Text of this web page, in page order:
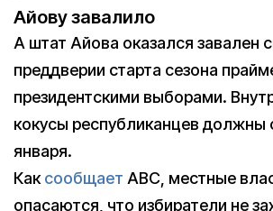
Айову завалило
А штат Айова оказался завален
преддверии старта сезона
президентскими выборами.
кокусы республиканцев должны
января.
Каксообщает ABC, местные
опасаются, что избиратели не